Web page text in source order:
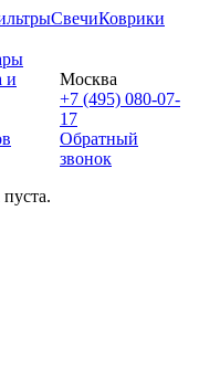
СвечиКоврики
и
Москва
+7 (495) 080-07-
17
Обратный
звонок